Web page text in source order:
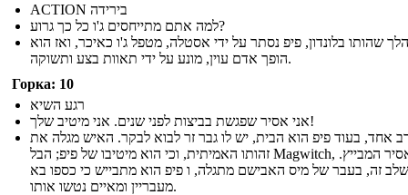
ACTION בירידה
למה אתם מתייחסים ג'ו כל כך גרוע?
שהותו בלונדון, פיפ נסתר על ידי אסטלה, מטפל ג'ו כאיכר, ואז הוא
הופך אדם עוין, מונע על ידי תאוות בצע ותשוקה.
Горка: 10
רגע השיא
אני אסיר שפגשת בביצות לפני שנים. אני מיטיב שלך!
אחד, בעוד פיפ הוא הבית, יש לו גבר זר לבוא לבקר. האיש מגלה את
זהותו האמיתית, וכי הוא מיטיבו של פיפ; הבל Magwitch, והאסיר המבייץ.
זה, בעבר של מיס האבישם מתגלה, ו פיפ הוא מתבייש כי כספו בא
מעבריין ומאיים נטשו אותו.